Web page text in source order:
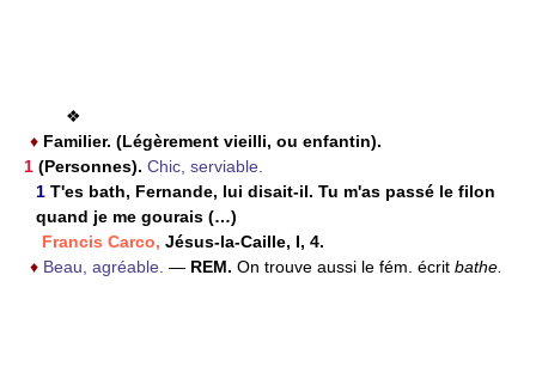
❖
♦ Familier. (Légèrement vieilli, ou enfantin).
1 (Personnes). Chic, serviable.
1 T'es bath, Fernande, lui disait-il. Tu m'as passé le filon
quand je me gourais (…)
Francis Carco, Jésus-la-Caille, I, 4.
♦ Beau, agréable. — REM. On trouve aussi le fém. écrit bathe.